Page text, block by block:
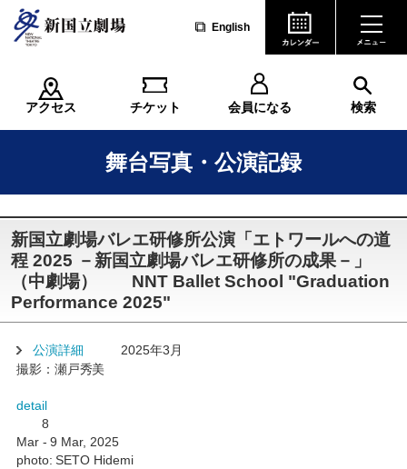
English
アクセス チケット 会員になる 検索
舞台写真・公演記録
新国立劇場バレエ研修所公演「エトワールへの道
程 2025 －新国立劇場バレエ研修所の成果－」
（中劇場） NNT Ballet School "Graduation
Performance 2025"
公演詳細
2025年3月
撮影：瀬戸秀美
detail
8
Mar - 9 Mar, 2025
photo: SETO Hidemi